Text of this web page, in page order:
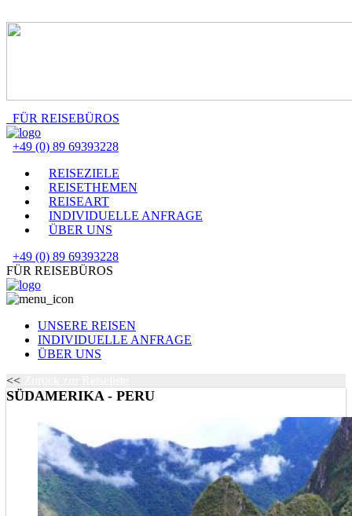
FÜR REISEBÜROS
+49 (0) 89 69393228
REISEZIELE
REISETHEMEN
REISEART
INDIVIDUELLE ANFRAGE
ÜBER UNS
+49 (0) 89 69393228
FÜR REISEBÜROS
UNSERE REISEN
INDIVIDUELLE ANFRAGE
ÜBER UNS
<<
SÜDAMERIKA - PERU